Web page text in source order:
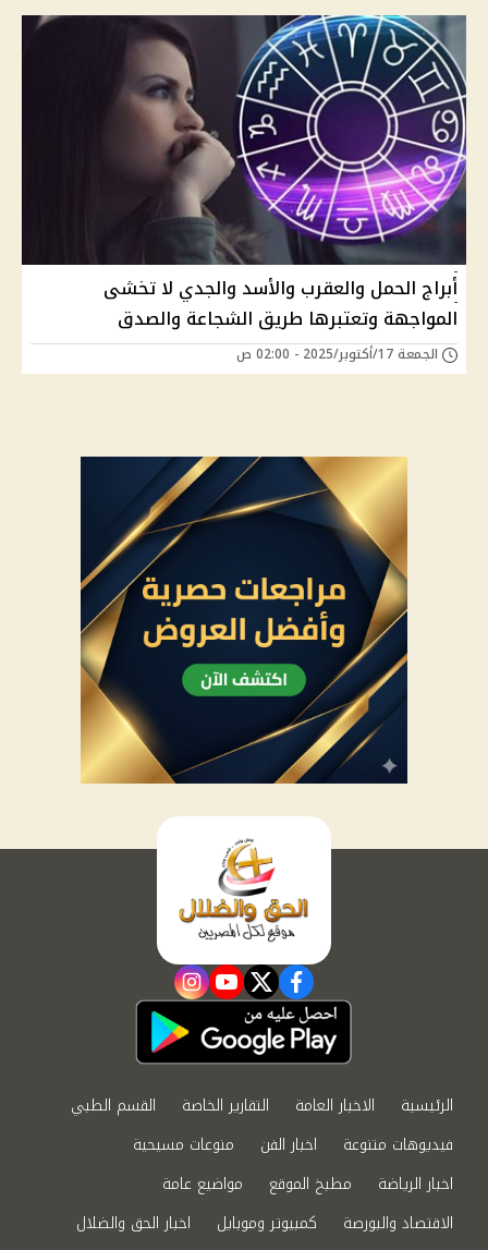
أبراج الحمل والعقرب والأسد والجدي لا تخشى
المواجهة وتعتبرها طريق الشجاعة والصدق
الجمعة 17/أكتوبر/2025 - 02:00 ص
facebook
twitter
youtube
instagram
الرئيسية الاخبار العامة التقارير الخاصة
القسم الطبي
فيديوهات متنوعة
اخبار الفن
منوعات مسيحية
اخبار الرياضة
مطبخ الموقع
مواضيع عامة
الاقتصاد والبورصة
كمبيوتر وموبايل
اخبار الحق والضلال